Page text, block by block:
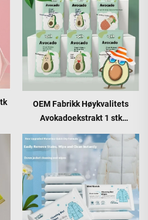
OEM Fabrikk Høykvalitets
Avokadoekstrakt 1 stk
Fjerningsverktøy for Sminke
Tilpasset Logodesign for